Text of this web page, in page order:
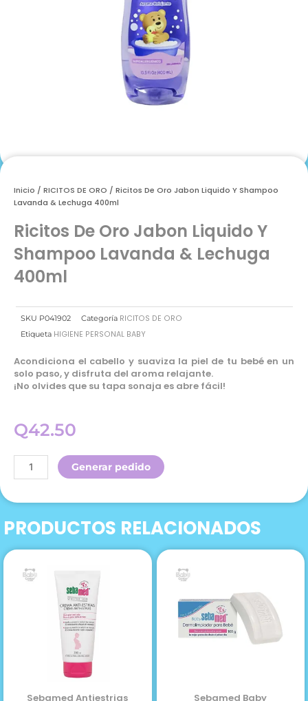
Inicio / RICITOS DE ORO / Ricitos De Oro Jabon Liquido Y Shampoo
Lavanda & Lechuga 400ml
Ricitos De Oro Jabon Liquido Y
Shampoo Lavanda & Lechuga
400ml
SKU P041902 Categoría RICITOS DE ORO
Etiqueta HIGIENE PERSONAL BABY
Acondiciona el cabello y suaviza la piel de tu bebé en un
solo paso, y disfruta del aroma relajante.
¡No olvides que su tapa sonaja es abre fácil!
Q42.50
Ricitos
De
Liquido
Lavanda
Generar pedido
PRODUCTOS RELACIONADOS
Sebamed Antiestrias
Sebamed Baby